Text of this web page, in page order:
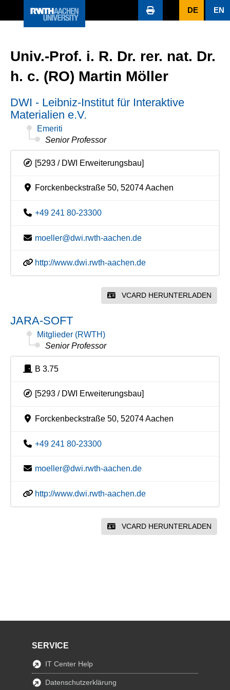
DE EN
Univ.-Prof. i. R. Dr. rer. nat. Dr.
h. c. (RO) Martin Möller
DWI - Leibniz-Institut für Interaktive
Materialien e.V.
Emeriti
Senior Professor
[5293 / DWI Erweiterungsbau]
Forckenbeckstraße 50, 52074 Aachen
+49 241 80-23300
moeller@dwi.rwth-aachen.de
http://www.dwi.rwth-aachen.de
VCARD HERUNTERLADEN
JARA-SOFT
Mitglieder (RWTH)
Senior Professor
B 3.75
[5293 / DWI Erweiterungsbau]
Forckenbeckstraße 50, 52074 Aachen
+49 241 80-23300
moeller@dwi.rwth-aachen.de
http://www.dwi.rwth-aachen.de
VCARD HERUNTERLADEN
SERVICE
IT Center Help
Datenschutzerklärung